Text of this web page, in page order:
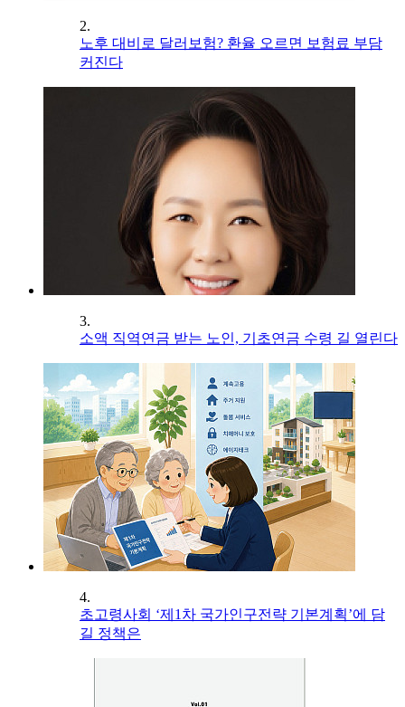
2.
노후 대비로 달러보험? 환율 오르면 보험료 부담
커진다
3.
소액 직역연금 받는 노인, 기초연금 수령 길 열린다
4.
초고령사회 ‘제1차 국가인구전략 기본계획’에 담
길 정책은